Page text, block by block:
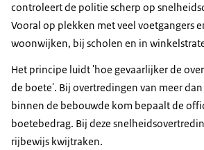
controleert de politie scherp op
Vooral op plekken met veel voetgangers
woonwijken, bij scholen en in
Het principe luidt 'hoe gevaarlijker de
de boete'. Bij overtredingen van meer
binnen de bebouwde kom bepaalt de
boetebedrag. Bij deze
rijbewijs kwijtraken.